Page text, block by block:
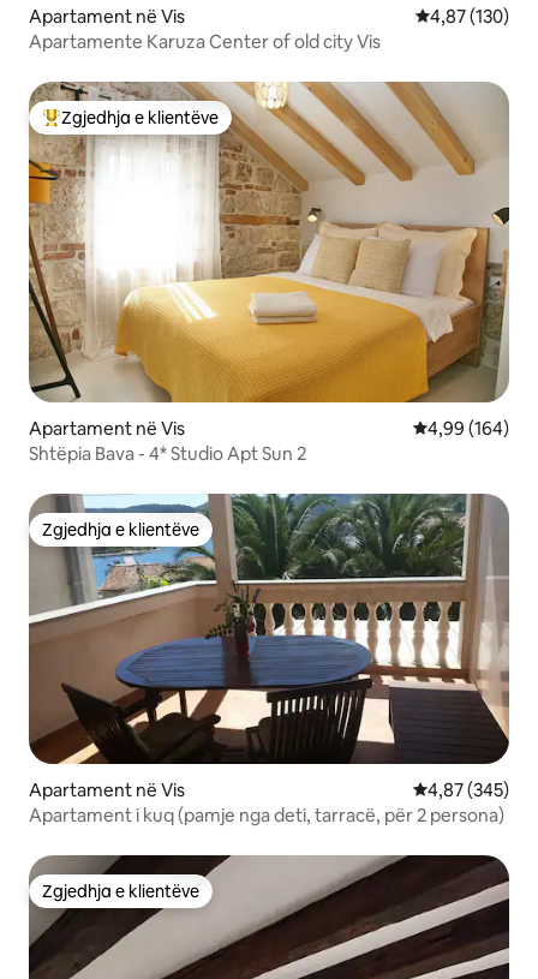
Apartament në Vis Vlerësimi
4,87 (130)
Apartamente Karuza Center of old city Vis
Më të mirat e zgjedhjeve të klientëve
Zgjedhja e klientëve
Apartament në Vis Vlerësimi
4,99 (164)
Shtëpia Bava - 4* Studio Apt Sun 2
Zgjedhja e klientëve
Zgjedhja e klientëve
Apartament në Vis Vlerësimi
4,87 (345)
Apartament i kuq (pamje nga deti, tarracë, për 2 persona)
Zgjedhja e klientëve
Zgjedhja e klientëve